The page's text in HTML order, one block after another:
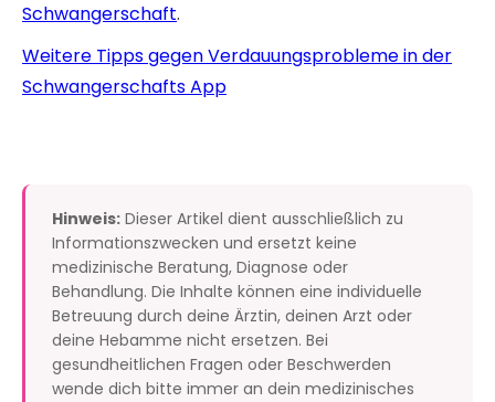
Schwangerschaft.
Weitere Tipps gegen Verdauungsprobleme in der
Schwangerschafts App
Hinweis: Dieser Artikel dient ausschließlich zu
Informationszwecken und ersetzt keine
medizinische Beratung, Diagnose oder
Behandlung. Die Inhalte können eine individuelle
Betreuung durch deine Ärztin, deinen Arzt oder
deine Hebamme nicht ersetzen. Bei
gesundheitlichen Fragen oder Beschwerden
wende dich bitte immer an dein medizinisches